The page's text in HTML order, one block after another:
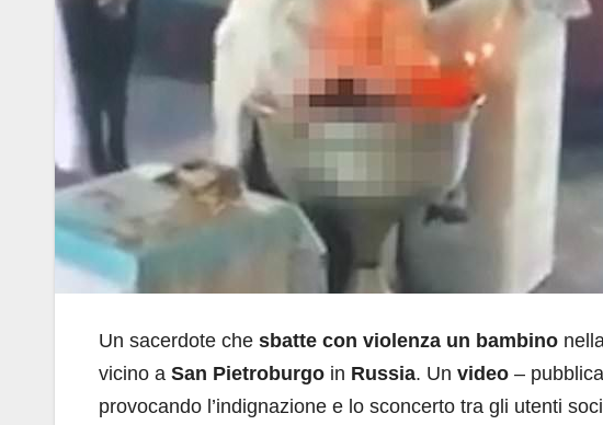
Un sacerdote che sbatte con violenza un bambino
vicino a San Pietroburgo in Russia. Un video –
provocando l’indignazione e lo sconcerto tra gli utenti